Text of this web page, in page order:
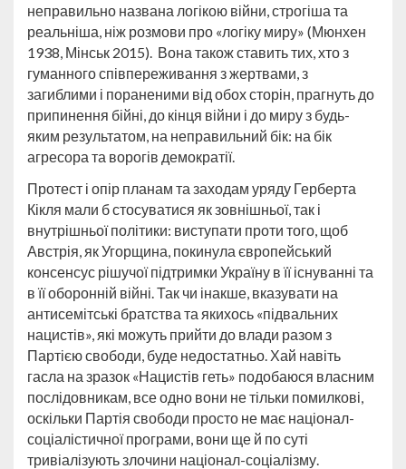
неправильно названа логікою війни, строгіша та
реальніша, ніж розмови про «логіку миру» (Мюнхен
1938, Мінськ 2015). Вона також ставить тих, хто з
гуманного співпереживання з жертвами, з
загиблими і пораненими від обох сторін, прагнуть до
припинення бійні, до кінця війни і до миру з будь-
яким результатом, на неправильний бік: на бік
агресора та ворогів демократії.
Протест і опір планам та заходам уряду Герберта
Кікля мали б стосуватися як зовнішньої, так і
внутрішньої політики: виступати проти того, щоб
Австрія, як Угорщина, покинула європейський
консенсус рішучої підтримки Україну в її існуванні та
в її оборонній війні. Так чи інакше, вказувати на
антисемітські братства та якихось «підвальних
нацистів», які можуть прийти до влади разом з
Партією свободи, буде недостатньо. Хай навіть
гасла на зразок «Нацистів геть» подобаюся власним
послідовникам, все одно вони не тільки помилкові,
оскільки Партія свободи просто не має націонал-
соціалістичної програми, вони ще й по суті
тривіалізують злочини націонал-соціалізму.